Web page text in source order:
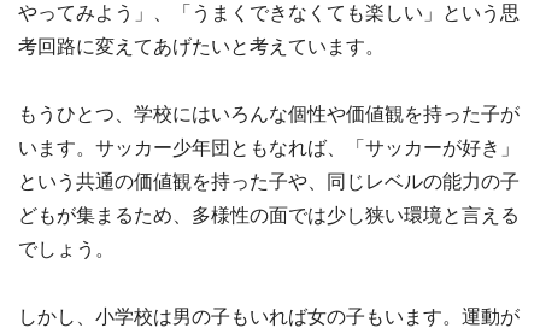
やってみよう」、「うまくできなくても楽しい」という思
考回路に変えてあげたいと考えています。
もうひとつ、学校にはいろんな個性や価値観を持った子が
います。サッカー少年団ともなれば、「サッカーが好き」
という共通の価値観を持った子や、同じレベルの能力の子
どもが集まるため、多様性の面では少し狭い環境と言える
でしょう。
しかし、小学校は男の子もいれば女の子もいます。運動が